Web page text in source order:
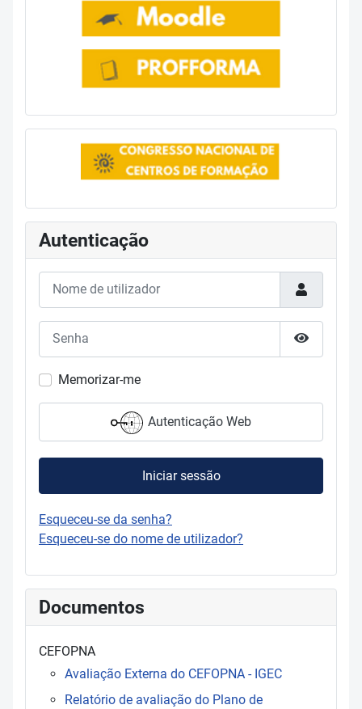
Autenticação
Mostrar
Memorizar-me
Autenticação Web
Iniciar sessão
Esqueceu-se da senha?
Esqueceu-se do nome de utilizador?
Documentos
CEFOPNA
Avaliação Externa do CEFOPNA - IGEC
Relatório de avaliação do Plano de